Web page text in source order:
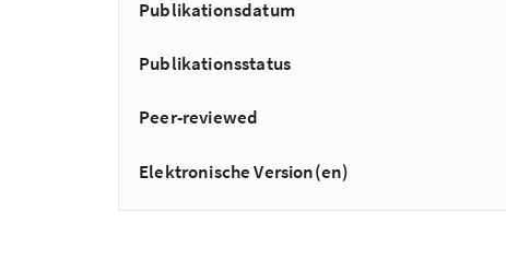
Publikationsdatum
Publikationsstatus
Peer-reviewed
Elektronische Version(en)